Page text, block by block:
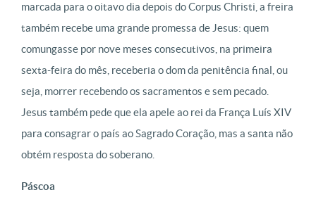
marcada para o oitavo dia depois do Corpus Christi, a freira
também recebe uma grande promessa de Jesus: quem
comungasse por nove meses consecutivos, na primeira
sexta-feira do mês, receberia o dom da penitência final, ou
seja, morrer recebendo os sacramentos e sem pecado.
Jesus também pede que ela apele ao rei da França Luís XIV
para consagrar o país ao Sagrado Coração, mas a santa não
obtém resposta do soberano.
Páscoa